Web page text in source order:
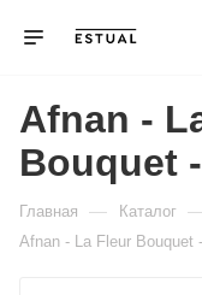
Afnan -
Bouquet
Главная — Каталог
Afnan - La Fleur Bouquet